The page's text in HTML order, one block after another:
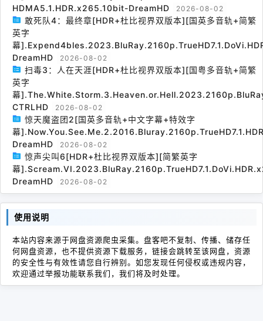
HDMA5.1.HDR.x265.10bit-DreamHD
2026-08-02
敢死队4：最终章[HDR+杜比视界双版本][国英多音轨+简繁
英字
幕
DreamHD
2026-08-02
扫毒3：人在天涯[HDR+杜比视界双版本][国粤多音轨+简繁
英字
幕
CTRLHD
2026-08-02
惊天魔盗团2[国英多音轨+中文字幕+特效字
幕
DreamHD
2026-08-02
惊声尖叫6[HDR+杜比视界双版本][简繁英字
幕
DreamHD
2026-08-02
使用说明
本站内容来源于网盘资源爬虫采集。盘客吧不复制、传播、储存任
何网盘资源，也不提供资源下载服务，链接会跳转至该网盘，资源
的安全性与有效性请您自行辨别。如您发现任何侵权或违规内容，
欢迎通过举报功能联系我们，我们将及时处理。